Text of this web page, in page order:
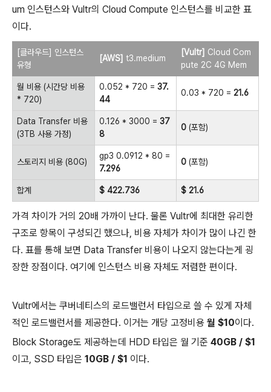
um 인스턴스와 Vultr의 Cloud Compute 인스턴스를 비교한 표
이다.
[클라우드] 인스턴스
유형
[AWS] t3.medium
[Vultr] Cloud Com
pute 2C 4G Mem
월 비용 (시간당 비용
* 720)
0.052 * 720 = 37.
44
0.03 * 720 = 21.6
Data Transfer 비용
(3TB 사용 가정)
0.126 * 3000 = 37
8
0 (포함)
스토리지 비용 (80G)
gp3 0.0912 * 80 =
7.296
0 (포함)
합계 $ 422.736 $ 21.6
가격 차이가 거의 20배 가까이 난다. 물론 Vultr에 최대한 유리한
구조로 항목이 구성되긴 했으나, 비용 자체가 차이가 많이 나긴 한
다. 표를 통해 보면 Data Transfer 비용이 나오지 않는다는게 굉
장한 장점이다. 여기에 인스턴스 비용 자체도 저렴한 편이다.
Vultr에서는 쿠버네티스의 로드밸런서 타입으로 쓸 수 있게 자체
적인 로드밸런서를 제공한다. 이거는 개당 고정비용 월 $10이다.
Block Storage도 제공하는데 HDD 타입은 월 기준 40GB / $1
이고, SSD 타입은 10GB / $1 이다.